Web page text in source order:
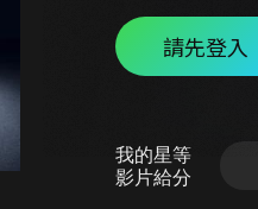
請先登入
我的星等
影片給分